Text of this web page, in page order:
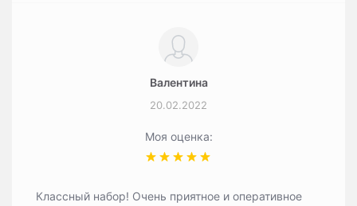
Валентина
20.02.2022
Моя оценка:
Классный набор! Очень приятное и оперативное